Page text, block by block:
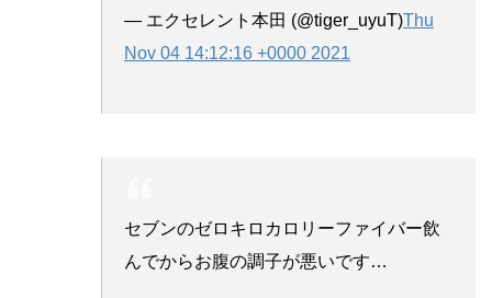
— エクセレント本田 (@tiger_uyuT)Thu
Nov 04 14:12:16 +0000 2021
セブンのゼロキロカロリーファイバー飲
んでからお腹の調子が悪いです…